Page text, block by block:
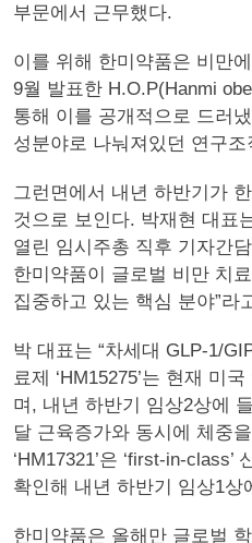
부문에서 근무했다.
이를 위해 한미약품은 비만
9월 발표한 H.O.P(Hanmi
통해 이를 공개적으로 드러
성분야로 나눠져있던 연구
그런면에서 내년 하반기가
것으로 보인다. 박재현 대표
열린 임시주총 직후 기자간
한미약품이 글로벌 비만 치
집중하고 있는 핵심 분야”라
박 대표는 “차세대 GLP-1/
료제 ‘HM15275’는 현재 미
며, 내년 하반기 임상2상에
달 근육증가와 동시에 체중
‘HM17321’은 ‘first-in-
확인해 내년 하반기 임상1상
한미약품은 올해만 글로벌